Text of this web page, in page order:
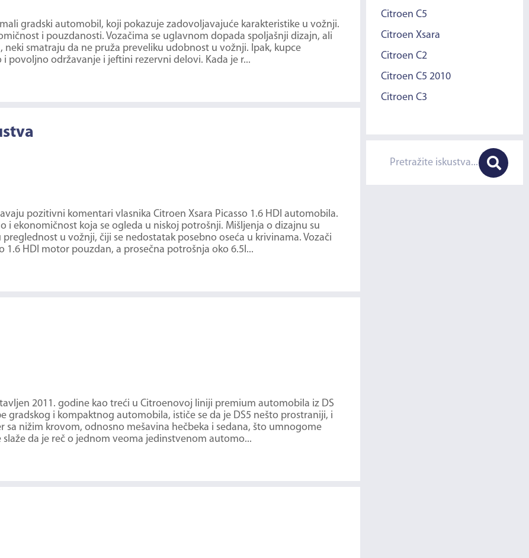
gradski automobil, koji pokazuje zadovoljavajuće karakteristike u vožnji.
i pouzdanosti. Vozačima se uglavnom dopada spoljašnji dizajn, ali
smatraju da ne pruža preveliku udobnost u vožnji. Ipak, kupce
održavanje i jeftini rezervni delovi. Kada je r...
pozitivni komentari vlasnika Citroen Xsara Picasso 1.6 HDI automobila.
ekonomičnost koja se ogleda u niskoj potrošnji. Mišljenja o dizajnu su
u vožnji, čiji se nedostatak posebno oseća u krivinama. Vozači
1.6 HDI motor pouzdan, a prosečna potrošnja oko 6.5l...
2011. godine kao treći u Citroenovoj liniji premium automobila iz DS
i kompaktnog automobila, ističe se da je DS5 nešto prostraniji, i
sa nižim krovom, odnosno mešavina hečbeka i sedana, što umnogome
da je reč o jednom veoma jedinstvenom automo...
Citroen C5
Citroen Xsara
Citroen C2
Citroen C5 2010
Citroen C3